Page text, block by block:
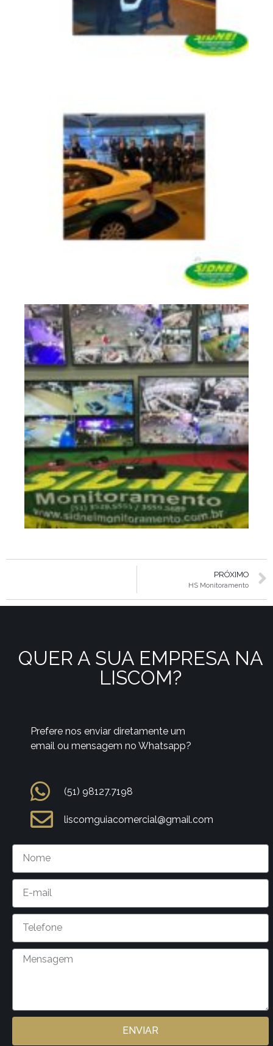
PRÓXIMO
HS Monitoramento
QUER A SUA EMPRESA NA
LISCOM?
Prefere nos enviar diretamente um
email ou mensagem no Whatsapp?
(51) 98127.7198
liscomguiacomercial@gmail.com
ENVIAR